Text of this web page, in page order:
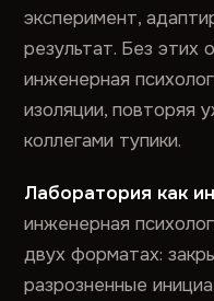
эксперимент,
результат. Без этих
инженерная
изоляции, повторяя
коллегами тупики.
Лаборатория как
инженерная
двух форматах:
разрозненные